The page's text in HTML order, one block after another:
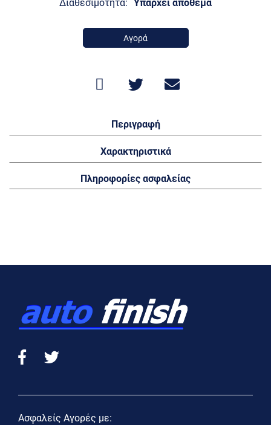
Αγορά
Περιγραφή
Χαρακτηριστικά
Πληροφορίες ασφαλείας
Ασφαλείς Αγορές με: